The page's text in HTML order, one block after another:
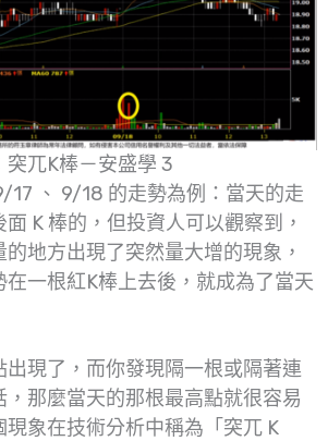
兀K棒－安盛學 3
17 、 9/18 的走勢為例：當天的走
K 棒的，但投資人可以觀察到，
地方出現了突然量大增的現象，
一根紅K棒上去後，就成為了當天
現了，而你發現隔一根或隔著連
那麼當天的那根最高點就很容易
象在技術分析中稱為「突兀 K